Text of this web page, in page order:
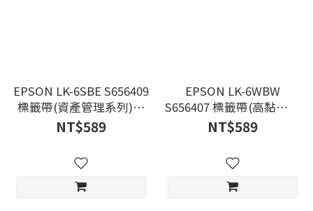
EPSON LK-6SBE S656409
標籤帶(資產管理系列)銀
底黑字24mm
NT$589
EPSON LK-6WBW
S656407 標籤帶(高黏性系
列)白底黑字24mm
NT$589